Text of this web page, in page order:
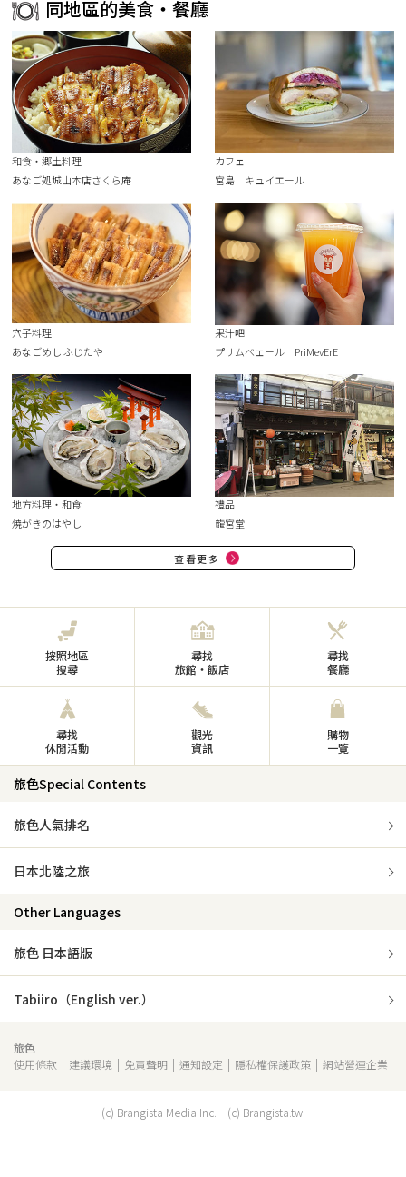
同地區的美食・餐廳
和食・郷土料理
あなご処城山本店さくら庵
カフェ
宮島 キュイエール
穴子料理
あなごめし ふじたや
果汁吧
プリムべェール PriMevErE
地方料理・和食
焼がきのはやし
禮品
龍宮堂
查看更多
按照地區
搜尋
尋找
旅館・飯店
尋找
餐廳
尋找
休閒活動
觀光
資訊
購物
一覽
旅色Special Contents
旅色人氣排名
日本北陸之旅
Other Languages
旅色 日本語版
Tabiiro（English ver.）
旅色
使用條款
建議環境 免責聲明 通知設定 隱私權保護政策 網站營運企業
(c) Brangista Media Inc. (c) Brangista.tw.